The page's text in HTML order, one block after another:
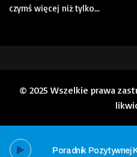
czymś więcej niż tylko...
© 2025 Wszelkie prawa